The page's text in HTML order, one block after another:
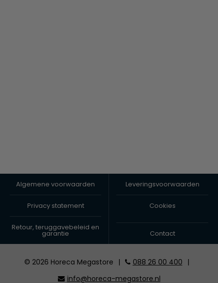
Algemene voorwaarden Leveringsvoorwaarden
Privacy statement Cookies
Retour, teruggavebeleid en
garantie Contact
© 2026 Horeca Megastore | 088 26 00 400
|
info@horeca-megastore.nl